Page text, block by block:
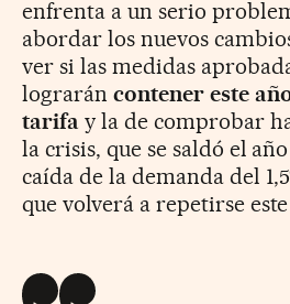
enfrenta a un serio
abordar los nuevos
ver si las medidas
lograrán contener este
tarifa y la de comprobar
la crisis, que se saldó el
caída de la demanda del
que volverá a repetirse